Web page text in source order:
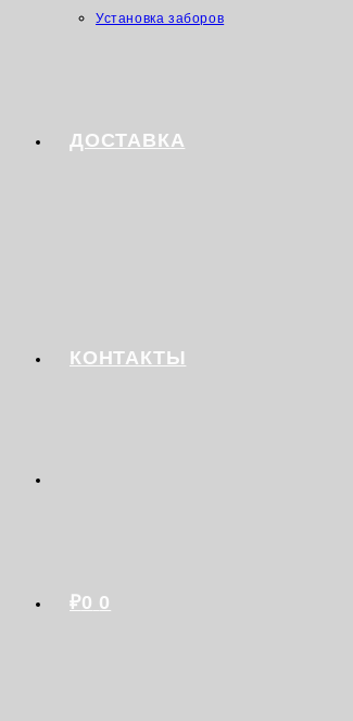
Установка заборов
ДОСТАВКА
КОНТАКТЫ
₽0 0